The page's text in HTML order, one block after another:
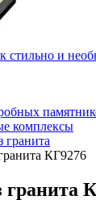
стильно и
комплексы
гранита
КГ9276
гранита